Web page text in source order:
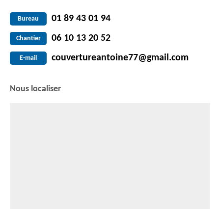
Bureau 01 89 43 01 94
Chantier 06 10 13 20 52
E-mail couvertureantoine77@gmail.com
Nous localiser